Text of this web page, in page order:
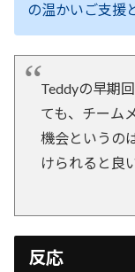
の温かいご支援
Teddyの早期
ても、チーム
機会というの
けられると良
反応